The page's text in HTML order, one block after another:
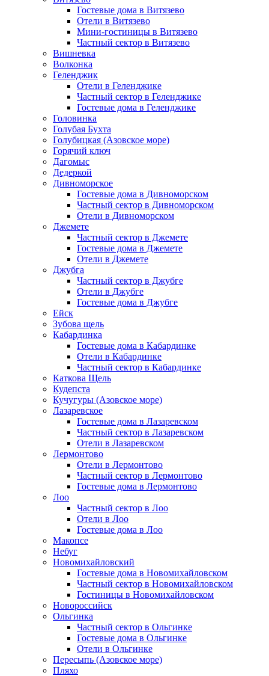
Гостевые дома в Витязево
Отели в Витязево
Мини-гостиницы в Витязево
Частный сектор в Витязево
Вишневка
Волконка
Геленджик
Отели в Геленджике
Частный сектор в Геленджике
Гостевые дома в Геленджике
Головинка
Голубая Бухта
Голубицкая (Азовское море)
Горячий ключ
Дагомыс
Дедеркой
Дивноморское
Гостевые дома в Дивноморском
Частный сектор в Дивноморском
Отели в Дивноморском
Джемете
Частный сектор в Джемете
Гостевые дома в Джемете
Отели в Джемете
Джубга
Частный сектор в Джубге
Отели в Джубге
Гостевые дома в Джубге
Ейск
Зубова щель
Кабардинка
Гостевые дома в Кабардинке
Отели в Кабардинке
Частный сектор в Кабардинке
Каткова Щель
Кудепста
Кучугуры (Азовское море)
Лазаревское
Гостевые дома в Лазаревском
Частный сектор в Лазаревском
Отели в Лазаревском
Лермонтово
Отели в Лермонтово
Частный сектор в Лермонтово
Гостевые дома в Лермонтово
Лоо
Частный сектор в Лоо
Отели в Лоо
Гостевые дома в Лоо
Макопсе
Небуг
Новомихайловский
Гостевые дома в Новомихайловском
Частный сектор в Новомихайловском
Гостиницы в Новомихайловском
Новороссийск
Ольгинка
Частный сектор в Ольгинке
Гостевые дома в Ольгинке
Отели в Ольгинке
Пересыпь (Азовское море)
Пляхо